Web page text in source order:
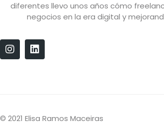
diferentes llevo unos años cómo
negocios en la era digital y
© 2021 Elisa Ramos Maceiras